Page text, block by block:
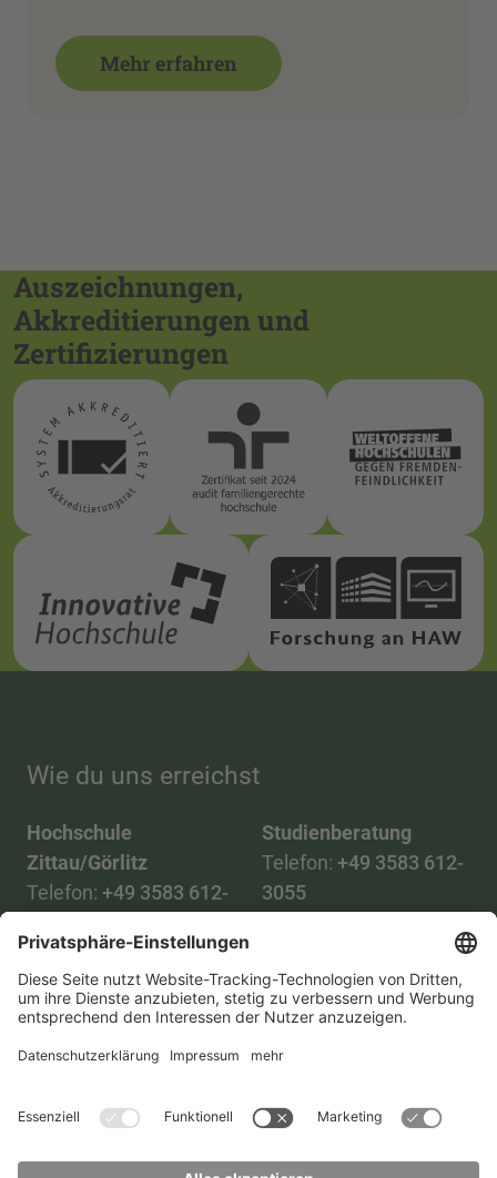
Mehr erfahren
Auszeichnungen,
Akkreditierungen und
Zertifizierungen
Wie du uns erreichst
Hochschule
Zittau/Görlitz
Telefon: +49 3583 612-
Mail:info(at)hszg.de
Studienberatung
Telefon: +49 3583 612-
3055
Mail:
stud.info(at)hszg.de
TransparenzgesetzKontakt Lageplan